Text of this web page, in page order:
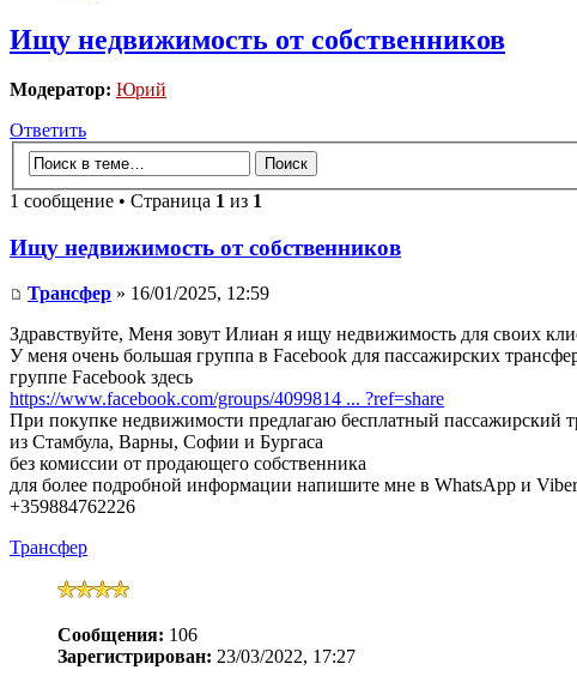
Ищу недвижимость от собственников
Модератор: Юрий
Ответить
1 сообщение • Страница 1 из 1
Ищу недвижимость от собственников
Трансфер » 16/01/2025, 12:59
Здравствуйте, Меня зовут Илиан я ищу недвижимость для своих
У меня очень большая группа в Facebook для пассажирских
группе Facebook здесь
https://www.facebook.com/groups/4099814 ... ?ref=share
При покупке недвижимости предлагаю бесплатный пассажирский
из Стамбула, Варны, Софии и Бургаса
без комиссии от продающего собственника
для более подробной информации напишите мне в WhatsApp и Viber
+359884762226
Трансфер
Сообщения: 106
Зарегистрирован: 23/03/2022, 17:27